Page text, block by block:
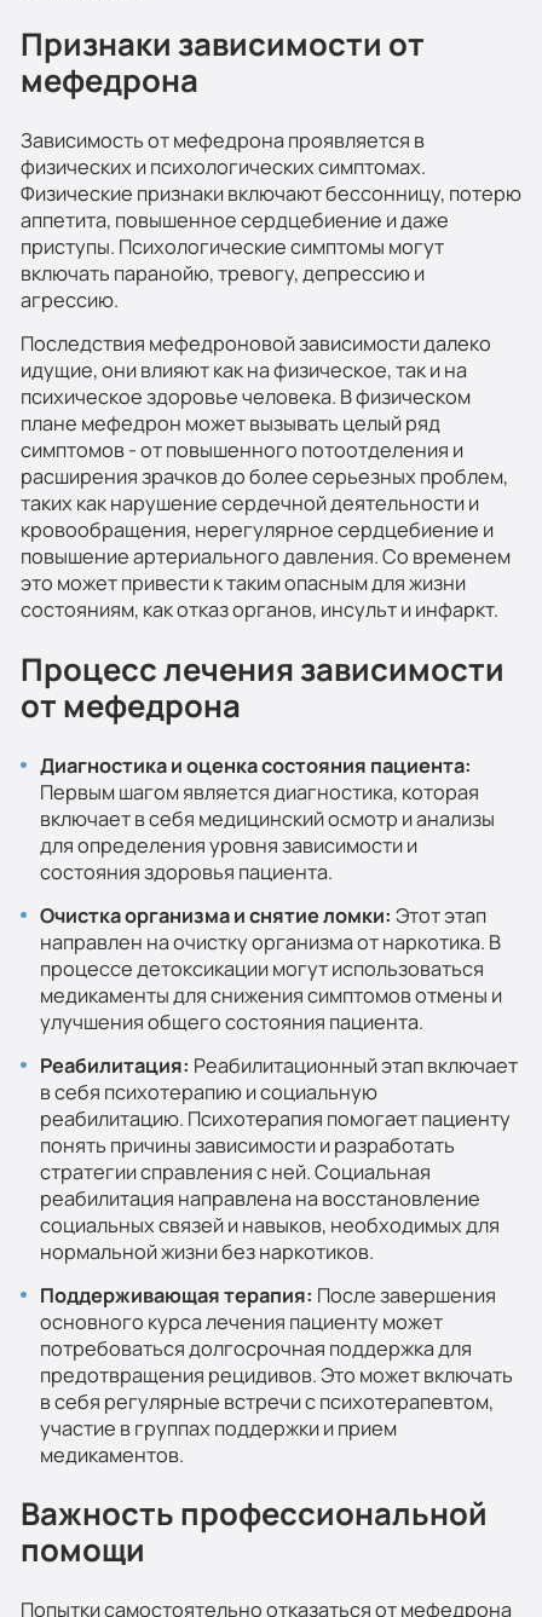
Признаки зависимости от
мефедрона
Зависимость от мефедрона проявляется в
физических и психологических симптомах.
Физические признаки включают бессонницу, потерю
аппетита, повышенное сердцебиение и даже
приступы. Психологические симптомы могут
включать паранойю, тревогу, депрессию и
агрессию.
Последствия мефедроновой зависимости далеко
идущие, они влияют как на физическое, так и на
психическое здоровье человека. В физическом
плане мефедрон может вызывать целый ряд
симптомов - от повышенного потоотделения и
расширения зрачков до более серьезных проблем,
таких как нарушение сердечной деятельности и
кровообращения, нерегулярное сердцебиение и
повышение артериального давления. Со временем
это может привести к таким опасным для жизни
состояниям, как отказ органов, инсульт и инфаркт.
Процесс лечения зависимости
от мефедрона
Диагностика и оценка состояния пациента:
Первым шагом является диагностика, которая
включает в себя медицинский осмотр и анализы
для определения уровня зависимости и
состояния здоровья пациента.
Очистка организма и снятие ломки: Этот этап
направлен на очистку организма от наркотика. В
процессе детоксикации могут использоваться
медикаменты для снижения симптомов отмены и
улучшения общего состояния пациента.
Реабилитация: Реабилитационный этап включает
в себя психотерапию и социальную
реабилитацию. Психотерапия помогает пациенту
понять причины зависимости и разработать
стратегии справления с ней. Социальная
реабилитация направлена на восстановление
социальных связей и навыков, необходимых для
нормальной жизни без наркотиков.
Поддерживающая терапия: После завершения
основного курса лечения пациенту может
потребоваться долгосрочная поддержка для
предотвращения рецидивов. Это может включать
в себя регулярные встречи с психотерапевтом,
участие в группах поддержки и прием
медикаментов.
Важность профессиональной
помощи
Попытки самостоятельно отказаться от мефедрона